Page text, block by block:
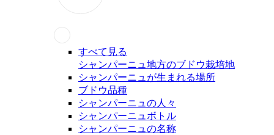
すべて見る
シャンパーニュ地方のブドウ栽培地
シャンパーニュが生まれる場所
ブドウ品種
シャンパーニュの人々
シャンパーニュボトル
シャンパーニュの名称